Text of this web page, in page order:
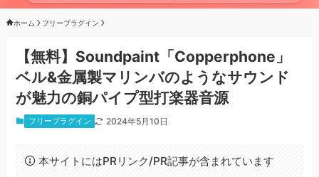
ホーム フリープラグイン
【無料】Soundpaint「Copperphone」
ベル&金属製マリンバのようなサウンド
が魅力の銅パイプ型打楽器音源
フリープラグイン 2024年5月10日
本サイトにはPRリンク/PR記事が含まれています